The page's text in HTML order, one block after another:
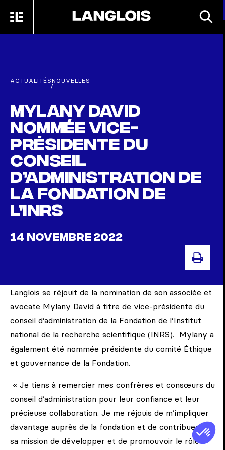
MENU
ACTUALITÉS
/
NOUVELLES
Mylany David
nommée vice-
présidente du
conseil
d’administration de
la Fondation de
l’INRS
14 NOVEMBRE 2022
Langlois se réjouit de la nomination de son associée et
avocate Mylany David à titre de vice-présidente du
conseil d’administration de la Fondation de l’Institut
national de la recherche scientifique (INRS). Mylany a
également été nommée présidente du comité Éthique
et gouvernance de la Fondation.
« Je tiens à remercier mes confrères et consœurs du
conseil d’administration pour leur confiance et leur
précieuse collaboration. Je me réjouis de m’impliquer
davantage auprès de la fondation et de contribuer à
sa mission de développer et de promouvoir le rôle